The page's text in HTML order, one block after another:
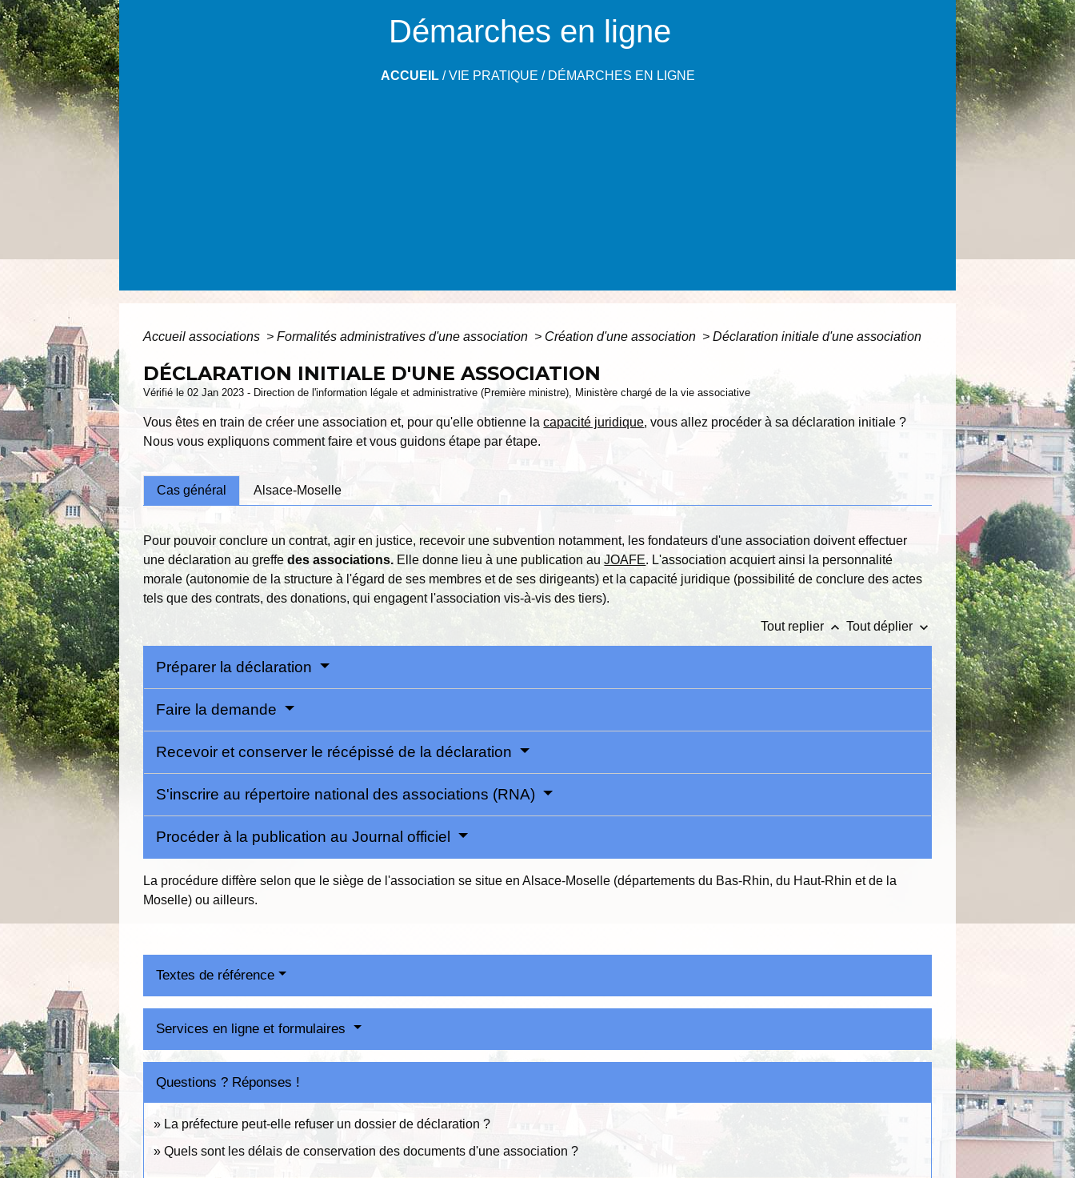
Démarches en ligne
ACCUEIL/VIE PRATIQUE / DÉMARCHES EN LIGNE
Accueil associations > Formalités administratives d'une association > Création d'une association > Déclaration initiale d'une association
DÉCLARATION INITIALE D'UNE ASSOCIATION
Vérifié le 02 Jan 2023 - Direction de l'information légale et administrative (Première ministre), Ministère chargé de la vie associative
Vous êtes en train de créer une association et, pour qu'elle obtienne lacapacité juridique, vous allez procéder à sa déclaration initiale ?
Nous vous expliquons comment faire et vous guidons étape par étape.
Cas général Alsace-Moselle
Pour pouvoir conclure un contrat, agir en justice, recevoir une subvention notamment, les fondateurs d'une association doivent effectuer
une déclaration au greffedes associations. Elle donne lieu à une publication auJOAFE. L'association acquiert ainsi la personnalité
morale (autonomie de la structure à l'égard de ses membres et de ses dirigeants) et la capacité juridique (possibilité de conclure des actes
tels que des contrats, des donations, qui engagent l'association vis-à-vis des tiers).
Tout replier keyboard_arrow_up Tout déplier keyboard_arrow_down
Préparer la déclaration
Faire la demande
Recevoir et conserver le récépissé de la déclaration
S'inscrire au répertoire national des associations (RNA)
Procéder à la publication au Journal officiel
La procédure diffère selon que le siège de l'association se situe en Alsace-Moselle (départements du Bas-Rhin, du Haut-Rhin et de la
Moselle) ou ailleurs.
Textes de référence
Services en ligne et formulaires
Questions ? Réponses !
La préfecture peut-elle refuser un dossier de déclaration ?
Quels sont les délais de conservation des documents d'une association ?